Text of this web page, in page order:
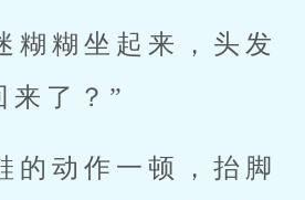
糊糊坐起来，头发
来了？”
的动作一顿，抬脚